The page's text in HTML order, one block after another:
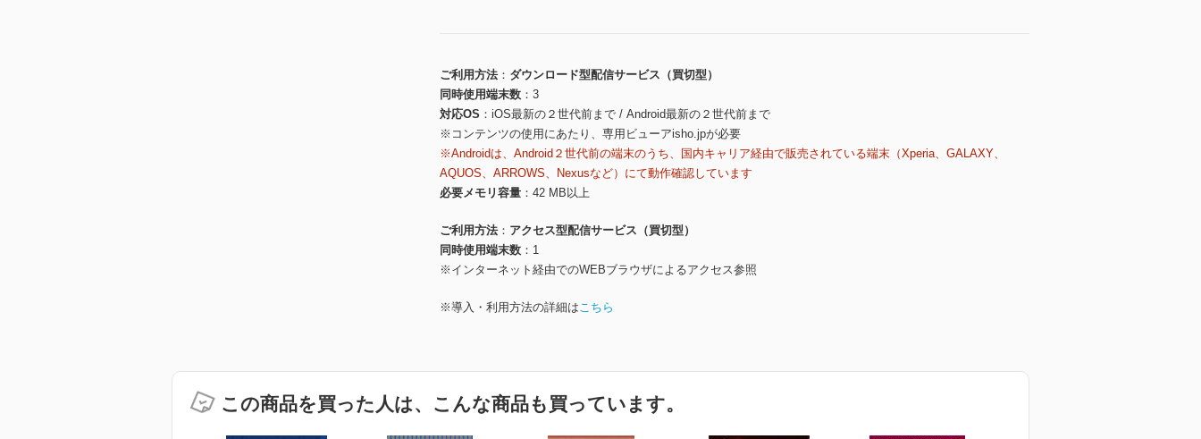
ご利用方法
ダウンロード型配信サービス（買切型）
同時使用端末数
3
対応OS
iOS最新の２世代前まで / Android最新の２世代前まで
※コンテンツの使用にあたり、専用ビューアisho.jpが必要
※Androidは、Android２世代前の端末のうち、国内キャリア経由で販売されている端末（Xperia、GALAXY、
AQUOS、ARROWS、Nexusなど）にて動作確認しています
必要メモリ容量
42 MB以上
ご利用方法
アクセス型配信サービス（買切型）
同時使用端末数
1
※インターネット経由でのWEBブラウザによるアクセス参照
※導入・利用方法の詳細はこちら
この商品を買った人は、こんな商品も買っています。